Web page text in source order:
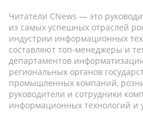
Читатели CNews — это
из самых успешных отраслей
индустрии информационных
составляют топ-менеджеры и
департаментов
региональных органов
промышленных компаний,
руководители и сотрудники
информационных технологий и